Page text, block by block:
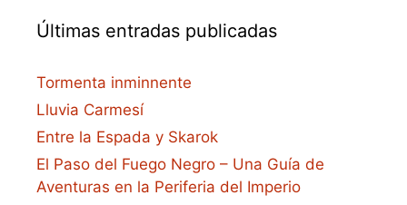
Últimas entradas publicadas
Tormenta inminnente
Lluvia Carmesí
Entre la Espada y Skarok
El Paso del Fuego Negro – Una Guía de
Aventuras en la Periferia del Imperio